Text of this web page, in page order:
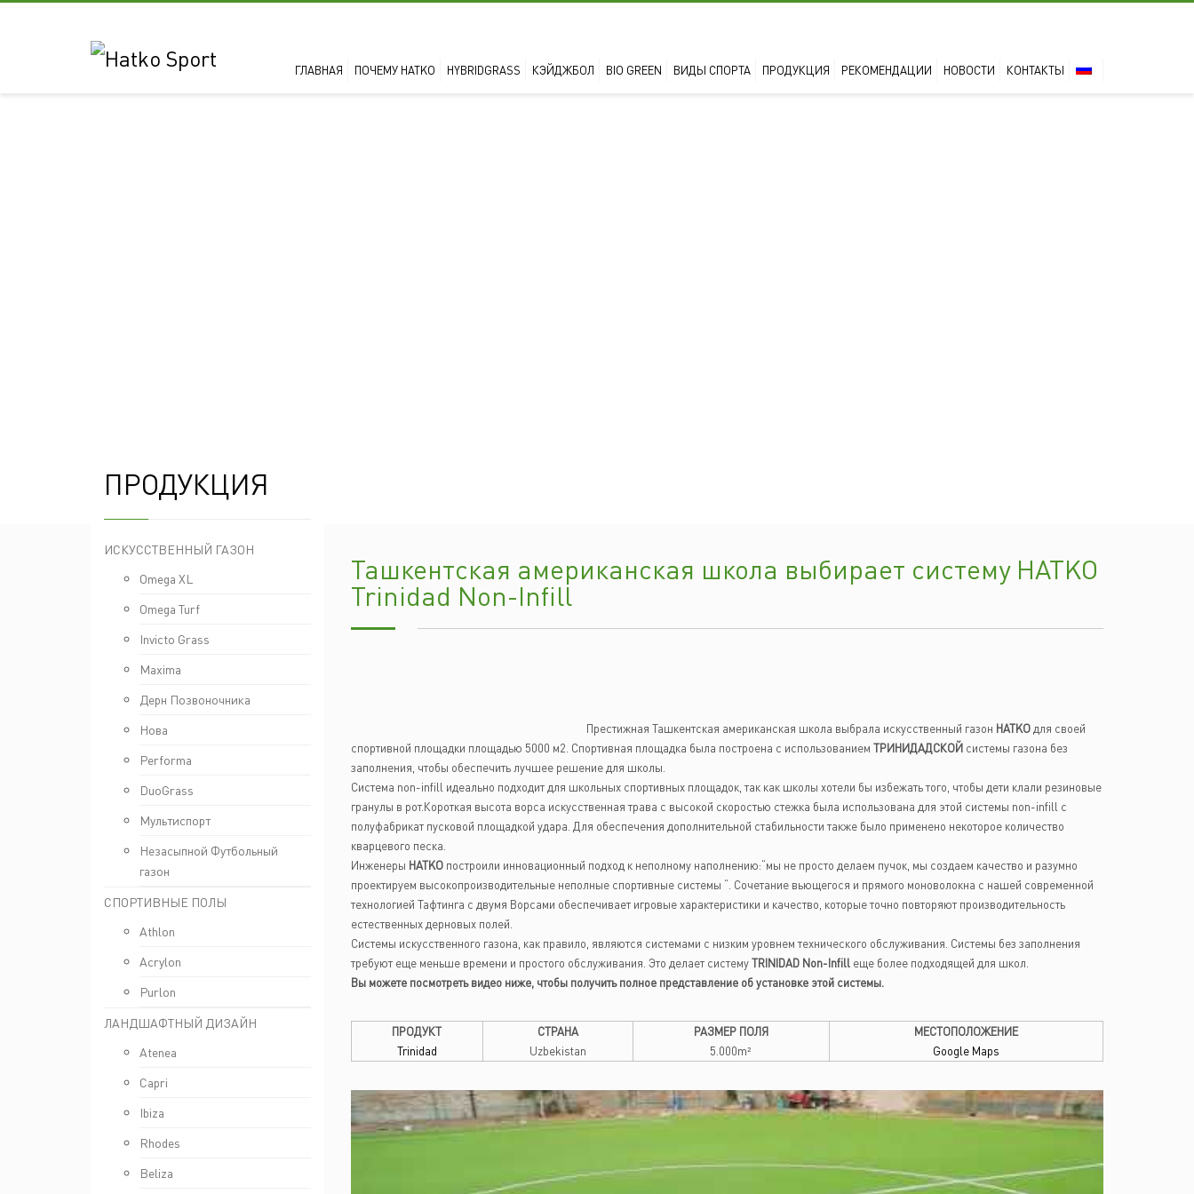
ГЛАВНАЯ ПОЧЕМУ HATKO HYBRIDGRASS КЭЙДЖБОЛ BIO GREEN ВИДЫ СПОРТА ПРОДУКЦИЯ РЕКОМЕНДАЦИИ НОВОСТИ КОНТАКТЫ
ПРОДУКЦИЯ
ИСКУССТВЕННЫЙ ГАЗОН
Omega XL
Omega Turf
Invicto Grass
Maxima
Дерн Позвоночника
Нова
Performa
DuoGrass
Мультиспорт
Незасыпной Футбольный
газон
СПОРТИВНЫЕ ПОЛЫ
Athlon
Acrylon
Purlon
ЛАНДШАФТНЫЙ ДИЗАЙН
Atenea
Capri
Ibiza
Rhodes
Beliza
Ташкентская американская школа выбирает систему HATKO
Trinidad Non-Infill
Престижная Ташкентская американская школа выбрала искусственный газон HATKOдля своей
спортивной площадки площадью 5000 м2. Спортивная площадка была построена с использованием ТРИНИДАДСКОЙсистемы газона без
заполнения, чтобы обеспечить лучшее решение для школы.
Система non-infill идеально подходит для школьных спортивных площадок, так как школы хотели бы избежать того, чтобы дети клали резиновые
гранулы в рот.Короткая высота ворса искусственная трава с высокой скоростью стежка была использована для этой системы non-infill с
полуфабрикат пусковой площадкой удара. Для обеспечения дополнительной стабильности также было применено некоторое количество
кварцевого песка.
Инженеры HATKOпостроили инновационный подход к неполному наполнению:“мы не просто делаем пучок, мы создаем качество и разумно
проектируем высокопроизводительные неполные спортивные системы “. Сочетание вьющегося и прямого моноволокна с нашей современной
технологией Тафтинга с двумя Ворсами обеспечивает игровые характеристики и качество, которые точно повторяют производительность
естественных дерновых полей.
Системы искусственного газона, как правило, являются системами с низким уровнем технического обслуживания. Системы без заполнения
требуют еще меньше времени и простого обслуживания. Это делает системуTRINIDAD Non-Infillеще более подходящей для школ.
Вы можете посмотреть видео ниже, чтобы получить полное представление об установке этой системы.
ПРОДУКТ
Trinidad
СТРАНА
Uzbekistan
РАЗМЕР ПОЛЯ
5.000m²
МЕСТОПОЛОЖЕНИЕ
Google Maps